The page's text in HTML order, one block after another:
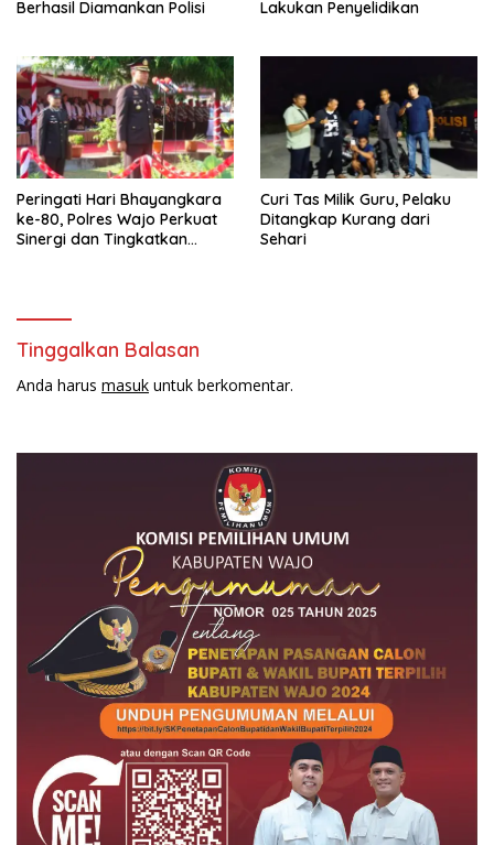
Berhasil Diamankan Polisi Lakukan Penyelidikan
Peringati Hari Bhayangkara
ke-80, Polres Wajo Perkuat
Sinergi dan Tingkatkan
Curi Tas Milik Guru, Pelaku
Ditangkap Kurang dari
Sehari
Tinggalkan Balasan
Anda harus masuk untuk berkomentar.